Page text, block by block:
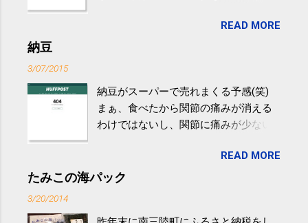
やすい。 スポーツウェア・シューズで
けると改善する、との結果を筑波大の
研究チームが発表した。改善が期待で
きるのは、過度の飲酒が原因ではない
減らなくても効果があるという。 正田
教授は「汗ばむ程度の運動を毎日３０
READ MORE
納豆
3/07/2015
納豆がスーパーで売れまくる予感(笑)
まぁ、食べたから関節の痛みが消える
わけではないし、関節に痛みが少ない
ど。。 「関節の老化」は、「コンドロ
イチン」という成分の不足によって起
READ MORE
たみこの海パック
3/20/2014